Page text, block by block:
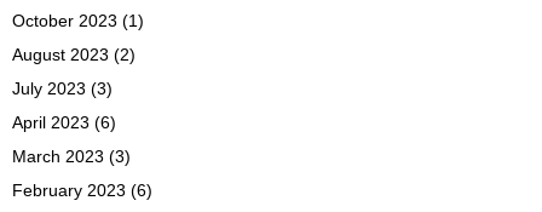
October 2023 (1)
August 2023 (2)
July 2023 (3)
April 2023 (6)
March 2023 (3)
February 2023 (6)